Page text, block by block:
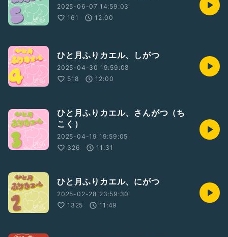
2025-06-07 14:59:03
161
12:00
ひと月ふりカエル、しがつ
2025-04-30 19:59:08
518
12:00
ひと月ふりカエル、さんがつ（ち
こく）
2025-04-19 19:59:05
326
11:31
ひと月ふりカエル、にがつ
2025-02-28 23:59:30
1325
11:49